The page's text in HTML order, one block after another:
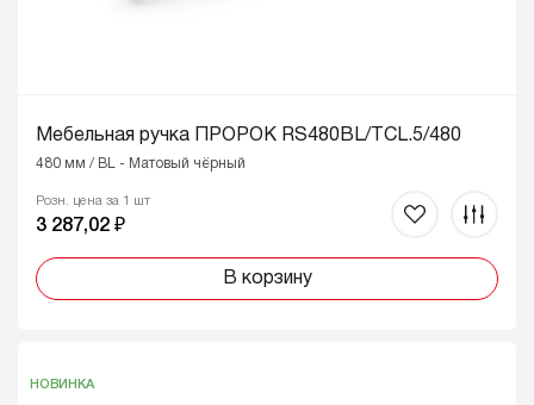
Мебельная ручка ПРОРОК RS480BL/TCL.5/480
480 мм / BL - Матовый чёрный
Розн. цена за 1 шт
3 287,02 ₽
В корзину
НОВИНКА